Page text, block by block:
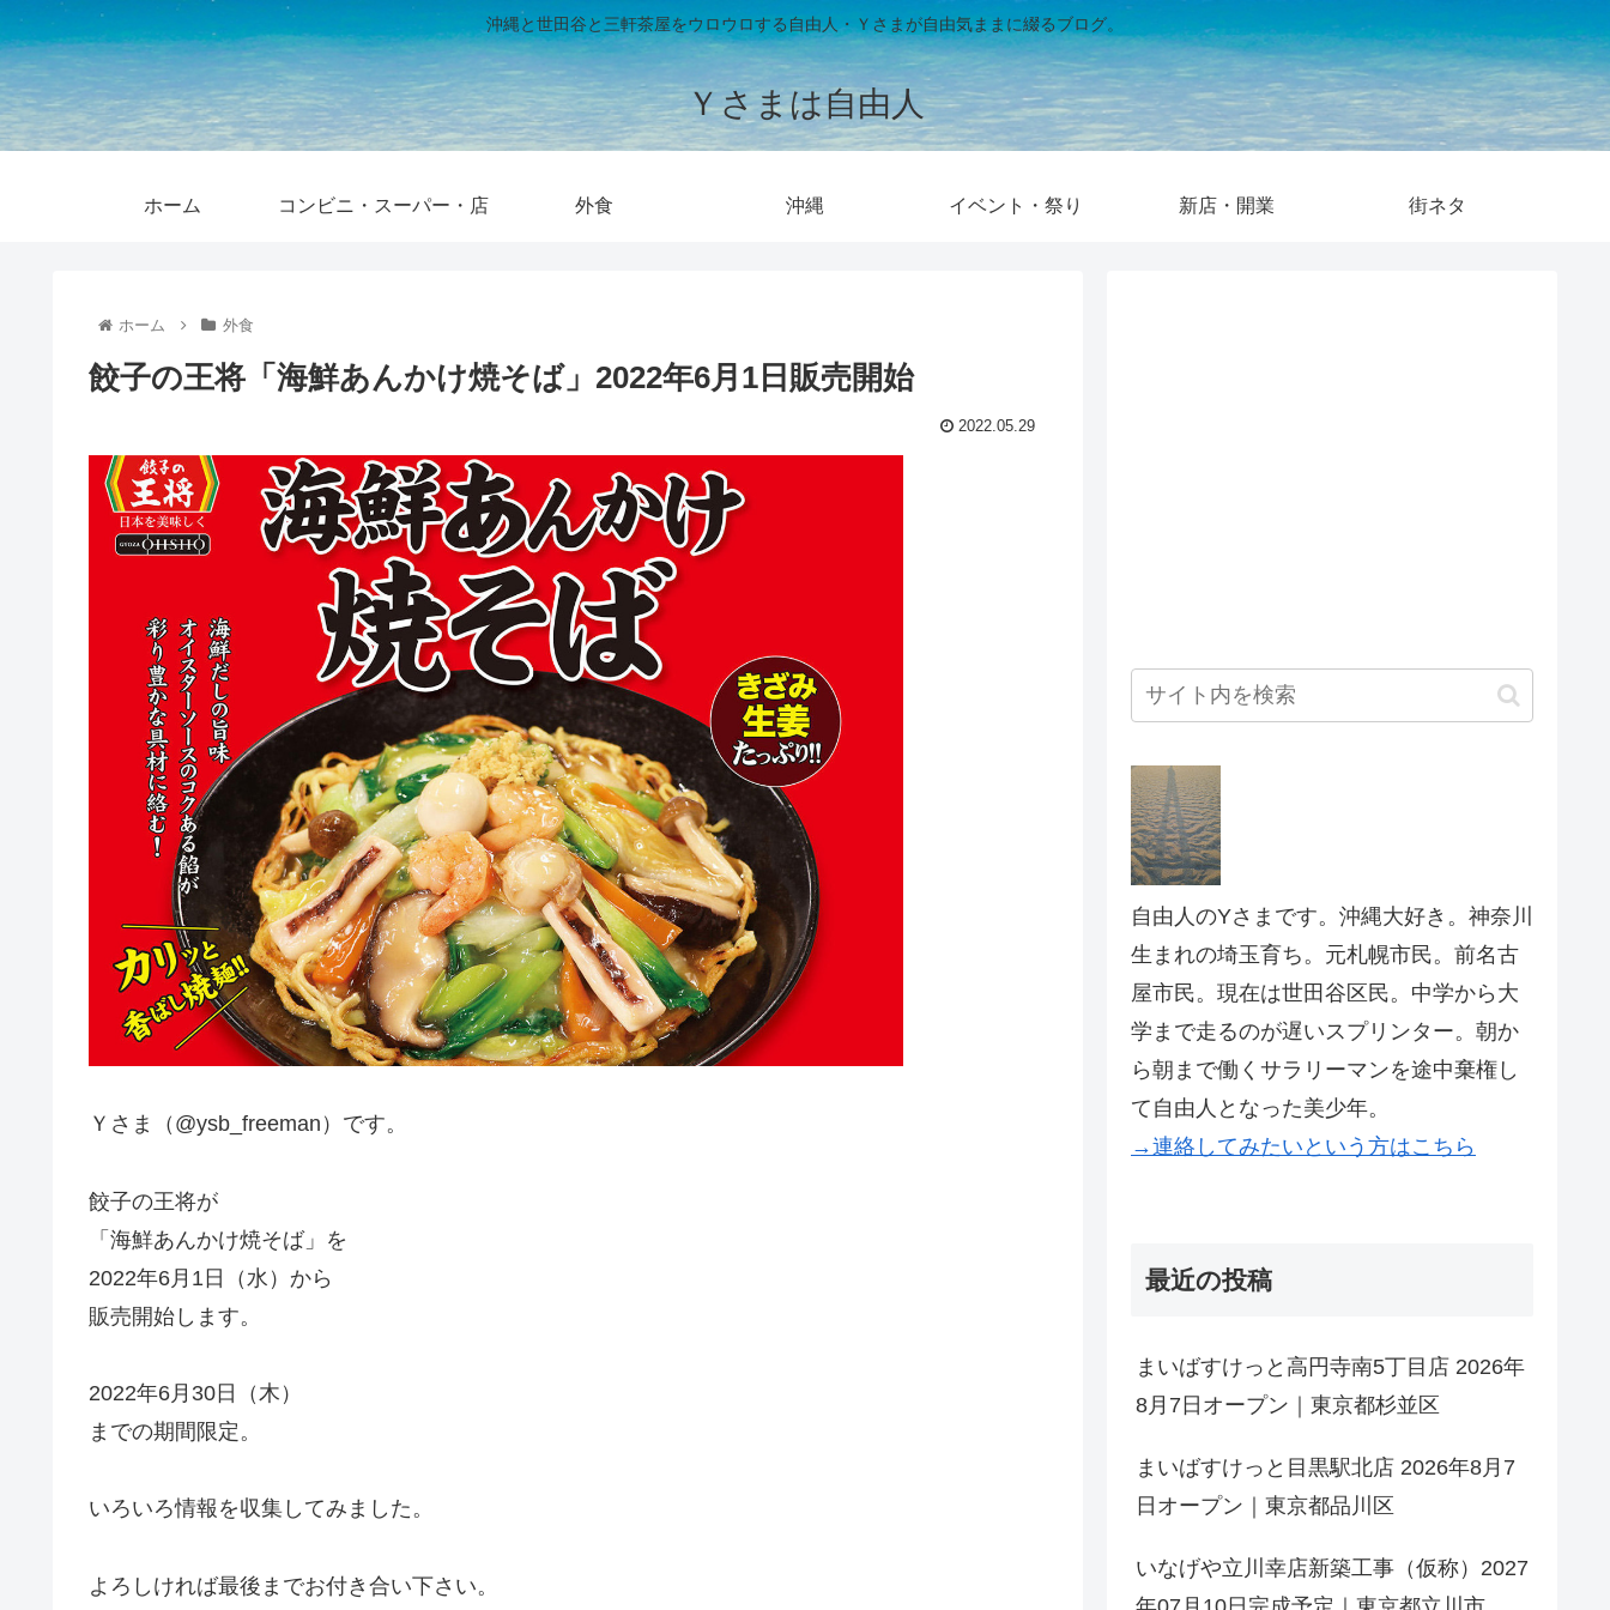
沖縄と世田谷と三軒茶屋をウロウロする自由人・Ｙさまが自由気ままに綴るブログ。
Ｙさまは自由人
ホーム コンビニ・スーパー・店 外食 沖縄 イベント・祭り 新店・開業 街ネタ
ホーム 外食
餃子の王将「海鮮あんかけ焼そば」2022年6月1日販売開始
2022.05.29
Ｙさま（@ysb_freeman）です。
餃子の王将が
「海鮮あんかけ焼そば」を
2022年6月1日（水）から
販売開始します。
2022年6月30日（木）
までの期間限定。
いろいろ情報を収集してみました。
よろしければ最後までお付き合い下さい。
自由人のYさまです。沖縄大好き。神奈川
生まれの埼玉育ち。元札幌市民。前名古
屋市民。現在は世田谷区民。中学から大
学まで走るのが遅いスプリンター。朝か
ら朝まで働くサラリーマンを途中棄権し
て自由人となった美少年。
→連絡してみたいという方はこちら
最近の投稿
まいばすけっと高円寺南5丁目店 2026年
8月7日オープン｜東京都杉並区
まいばすけっと目黒駅北店 2026年8月7
日オープン｜東京都品川区
いなげや立川幸店新築工事（仮称）2027